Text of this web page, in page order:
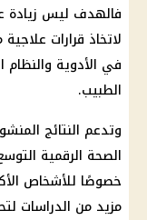
فالهدف ليس زيادة
لاتخاذ قرارات
في الأدوية
الطبيب.
وتدعم النتائج
الصحة الرقمية
خصوصًا للأشخاص
مزيد من الدراسات